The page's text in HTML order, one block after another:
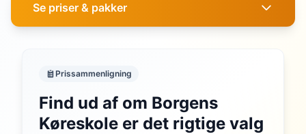
Se priser & pakker
Prissammenligning
Find ud af om Borgens
Køreskole er det rigtige valg